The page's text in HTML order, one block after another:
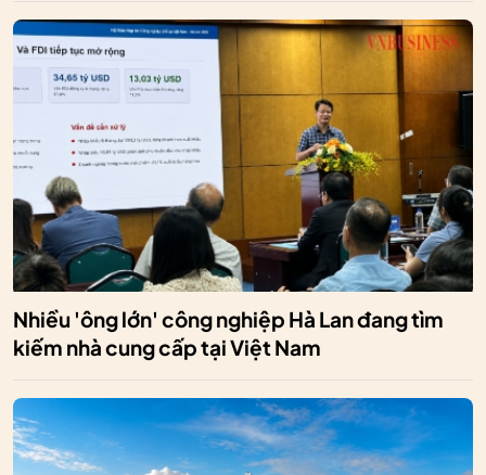
Nhiều 'ông lớn' công nghiệp Hà Lan đang tìm
kiếm nhà cung cấp tại Việt Nam